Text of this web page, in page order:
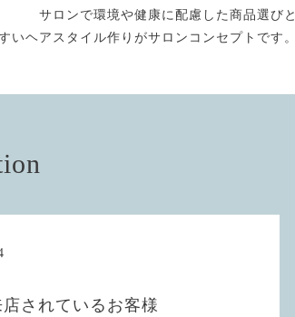
サロンで環境や健康に配慮した商品選びと
いヘアスタイル作りがサロンコンセプトです。
されているお客様